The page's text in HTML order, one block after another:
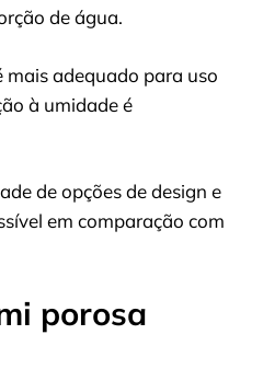
de água.
mais adequado para uso
à umidade é
de opções de design e
em comparação com
porosa